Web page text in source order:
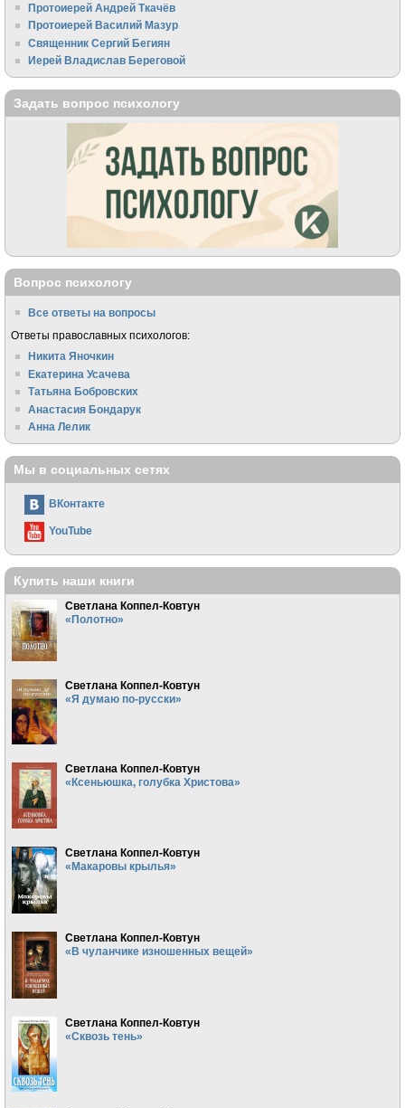
Протоиерей Андрей Ткачёв
Протоиерей Василий Мазур
Священник Сергий Бегиян
Иерей Владислав Береговой
Задать вопрос психологу
Вопрос психологу
Все ответы на вопросы
Ответы православных психологов:
Никита Яночкин
Екатерина Усачева
Татьяна Бобровских
Анастасия Бондарук
Анна Лелик
Мы в социальных сетях
ВКонтакте
YouTube
Купить наши книги
Светлана Коппел-Ковтун
«Полотно»
Светлана Коппел-Ковтун
«Я думаю по-русски»
Светлана Коппел-Ковтун
«Ксеньюшка, голубка Христова»
Светлана Коппел-Ковтун
«Макаровы крылья»
Светлана Коппел-Ковтун
«В чуланчике изношенных вещей»
Светлана Коппел-Ковтун
«Сквозь тень»